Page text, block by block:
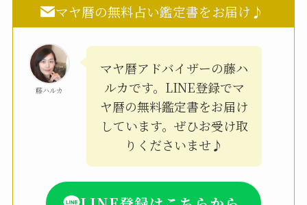
マヤ暦の無料占い鑑定書をお届け♪
藤ハルカ
マヤ暦アドバイザーの藤ハ
ルカです。LINE登録でマ
ヤ暦の無料鑑定書をお届け
しています。ぜひお受け取
りくださいませ♪